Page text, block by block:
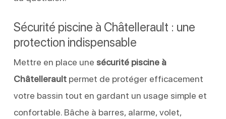
Sécurité piscine à Châtellerault : une
protection indispensable
Mettre en place une sécurité piscine à
Châtelleraultpermet de protéger efficacement
votre bassin tout en gardant un usage simple et
confortable. Bâche à barres, alarme, volet,